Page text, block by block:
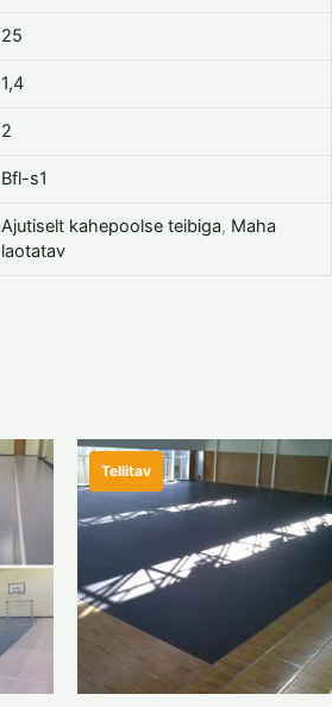
25
1,4
2
Bfl-s1
Ajutiselt kahepoolse teibiga, Maha
laotatav
Tellitav